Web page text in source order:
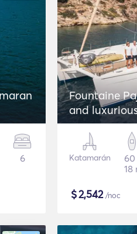
6
Fountaine
and
Greece!
Katamarán
18
$2,542/noc